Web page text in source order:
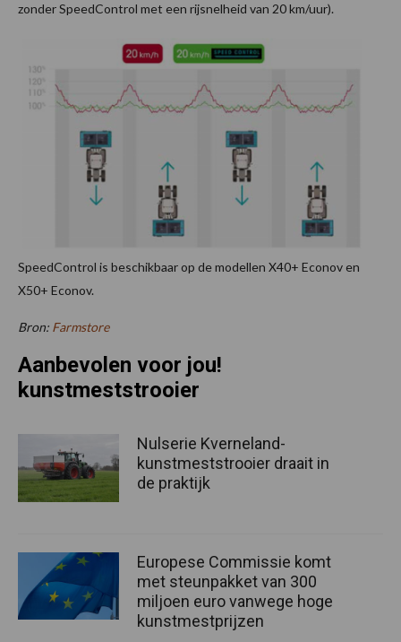
zonder SpeedControl met een rijsnelheid van 20 km/uur).
SpeedControl is beschikbaar op de modellen X40+ Econov en
X50+ Econov.
Bron: Farmstore
Aanbevolen voor jou!
kunstmeststrooier
Nulserie Kverneland-
kunstmeststrooier draait in
de praktijk
Europese Commissie komt
met steunpakket van 300
miljoen euro vanwege hoge
kunstmestprijzen